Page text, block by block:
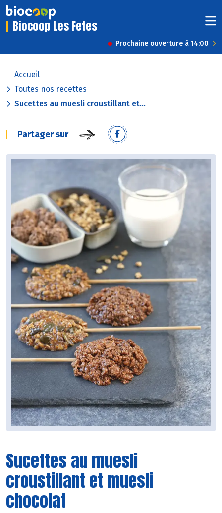
Biocoop Les Fetes
Prochaine ouverture à 14:00
Accueil
Toutes nos recettes
Sucettes au muesli croustillant et...
Partager sur
Sucettes au muesli
croustillant et muesli
chocolat